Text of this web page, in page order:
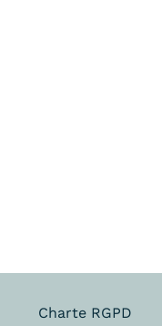
Charte RGPD